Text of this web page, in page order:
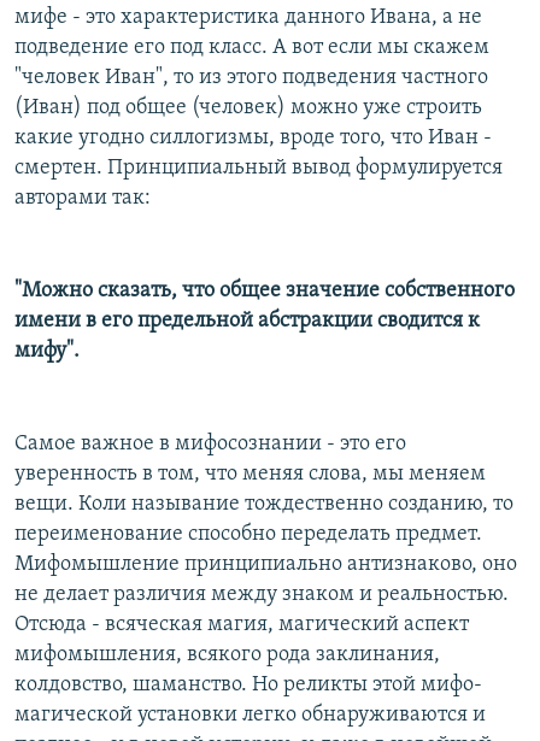
мифе - это характеристика данного Ивана, а не
подведение его под класс. А вот если мы скажем
"человек Иван", то из этого подведения частного
(Иван) под общее (человек) можно уже строить
какие угодно силлогизмы, вроде того, что Иван -
смертен. Принципиальный вывод формулируется
авторами так:
"Можно сказать, что общее значение собственного
имени в его предельной абстракции сводится к
мифу".
Самое важное в мифосознании - это его
уверенность в том, что меняя слова, мы меняем
вещи. Коли называние тождественно созданию, то
переименование способно переделать предмет.
Мифомышление принципиально антизнаково, оно
не делает различия между знаком и реальностью.
Отсюда - всяческая магия, магический аспект
мифомышления, всякого рода заклинания,
колдовство, шаманство. Но реликты этой мифо-
магической установки легко обнаруживаются и